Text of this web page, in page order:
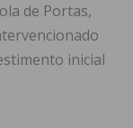
de Portas,
inicial